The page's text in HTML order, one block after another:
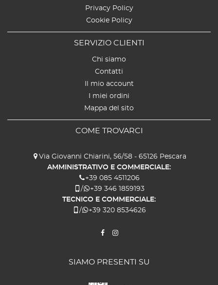
Privacy Policy
Cookie Policy
SERVIZIO CLIENTI
Chi siamo
Contatti
Il mio account
I miei ordini
Mappa del sito
COME TROVARCI
Via Giovanni Chiarini, 56/58 - 65126 Pescara
AMMINISTRATIVO E COMMERCIALE:
+39 085 4511206
/
+39 346 1859193
TECNICO E COMMERCIALE:
/
+39 320 8534626
SIAMO PRESENTI SU